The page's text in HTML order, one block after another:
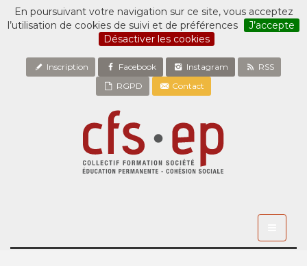
En poursuivant votre navigation sur ce site, vous acceptez
l’utilisation de cookies de suivi et de préférences
J’accepte
Désactiver les cookies
Inscription Facebook Instagram
RSS
RGPD
Contact